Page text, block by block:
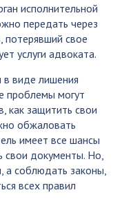
исполнительной
передать через
потерявший свое
услуги адвоката.
в виде лишения
проблемы могут
как защитить свои
обжаловать
имеет все шансы
свои документы. Но,
а соблюдать законы,
всех правил